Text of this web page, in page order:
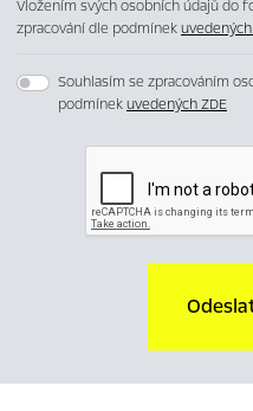
Vložením svých osobních údajů do
zpracování dle podmínekuvedených
Souhlasím se zpracováním
podmínekuvedených ZDE